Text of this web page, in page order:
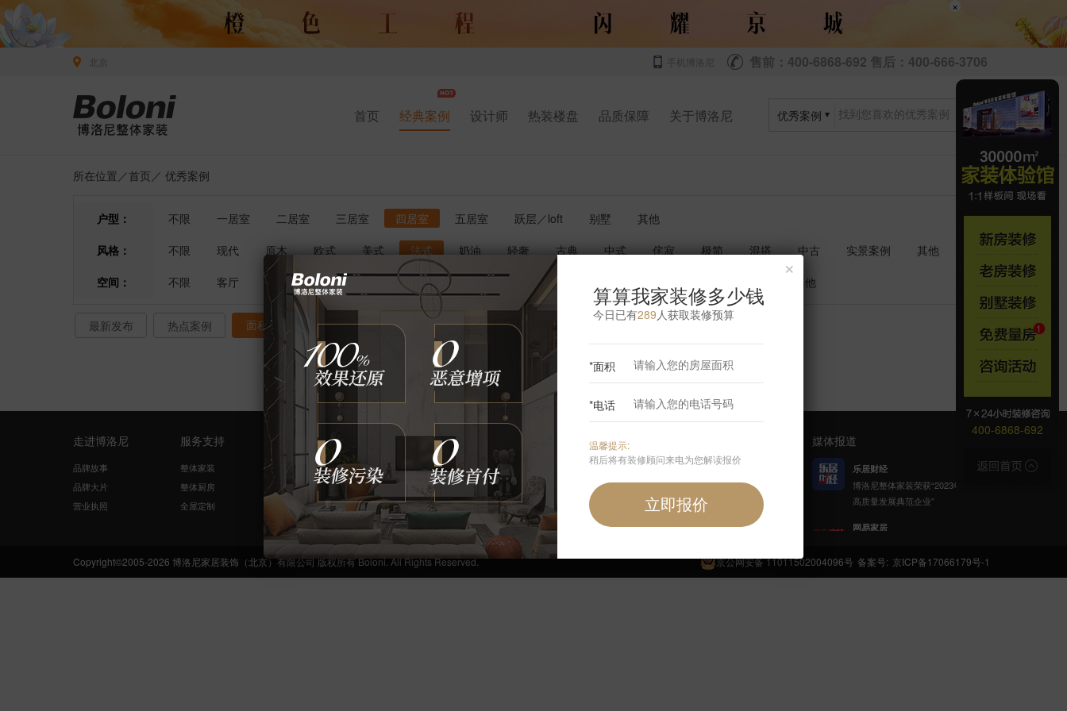
×
手机博洛尼 售前：400-6868-692 售后：400-666-3706
首页 经典案例 设计师 热装楼盘 品质保障 关于博洛尼 优秀案例
所在位置／首页 ／ 优秀案例
户型： 不限 一居室 二居室 三居室 四居室 五居室 跃层／loft 别墅
其他
风格：
不限 现代 原木 欧式 美式 法式 奶油 轻奢 古典 中式 侘寂 极简 混搭 中古 实景案例
其他
空间：
不限 客厅 卧室 厨房 庭院 儿童房 其他
最新发布 热点案例 面积排序 共 0
走进博洛尼
品牌故事
品牌大片
营业执照
服务支持
整体家装
整体厨房
全屋定制
量房设计
在线咨询
网络申请
咨询我们
400-6868-692
周一至周日 24小时免费服务热线
官方公众号
媒体报道
乐居财经
博洛尼整体家装荣获“2023年家居
高质量发展典范企业”
网易家居
呼吸计划」
Copyright©2005-2026 博洛尼家居装饰（北京）有限公司 版权所有 Boloni. All Rights Reserved. 备案号: 京ICP备17066179号-1
京公网安备 11011502004096号
400-6868-692
×
算算我家装修多少钱
今日已有289 人获取装修预算
*面积
*电话
温馨提示:
稍后将有装修顾问来电为您解读报价